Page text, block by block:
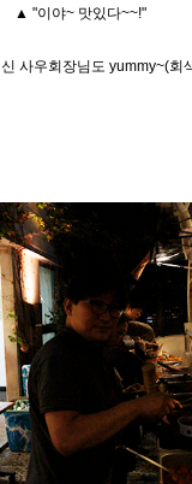
▲ "이야~ 맛있다~~!"
사우회장님도 yummy~(회